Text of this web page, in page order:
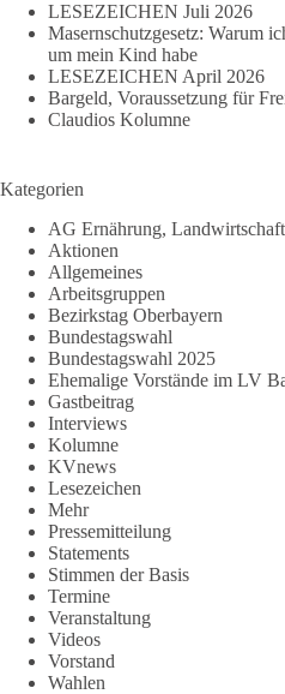
LESEZEICHEN Juli 2026
Masernschutzgesetz: Warum
um mein Kind habe
LESEZEICHEN April 2026
Bargeld, Voraussetzung für
Claudios Kolumne
Kategorien
AG Ernährung,
Aktionen
Allgemeines
Arbeitsgruppen
Bezirkstag Oberbayern
Bundestagswahl
Bundestagswahl 2025
Ehemalige Vorstände im LV
Gastbeitrag
Interviews
Kolumne
KVnews
Lesezeichen
Mehr
Pressemitteilung
Statements
Stimmen der Basis
Termine
Veranstaltung
Videos
Vorstand
Wahlen